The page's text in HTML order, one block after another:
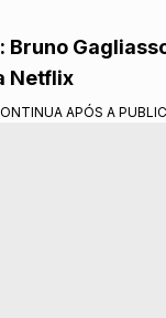
Bruno
Netflix
APÓS A